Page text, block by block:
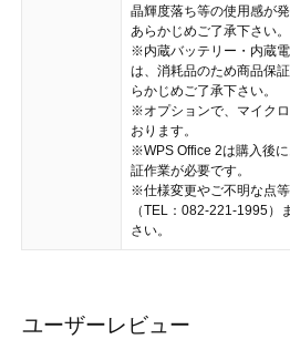
晶輝度落ち等の使用感が
あらかじめご了承下さい。
※内蔵バッテリー・内蔵
は、消耗品のため商品保
らかじめご了承下さい。
※オプションで、マイク
おります。
※WPS Office 2は購入後
証作業が必要です。
※仕様変更やご不明な点
（TEL：082-221-1995）
さい。
ユーザーレビュー